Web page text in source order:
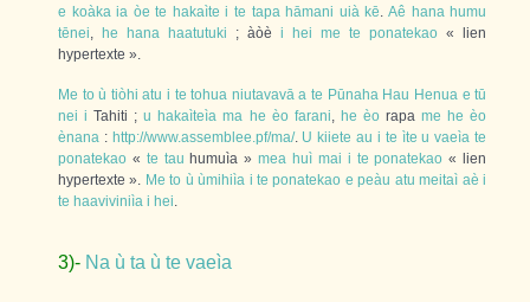
e koàka ia òe te hakaìte i te tapa hāmani uià kē. Aê hana humu
tēnei, he hana haatutuki ; àòè i hei me te ponatekao « lien
hypertexte ».
Me to ù tiòhi atu i te tohua niutavavā a te Pūnaha Hau Henua e tū
nei i Tahiti ;u hakaìteìa ma he èo farani, he èorapa me he èo
ènana : http://www.assemblee.pf/ma/. U kiiete au i te ìte u vaeìa te
ponatekao « te tau humuìa »mea huì mai i te ponatekao « lien
hypertexte ». Me to ù ùmihiìa i te ponatekao e peàu atu meitaì aè i
te haaviviniìa i hei.
3)- Na ù ta ù te vaeìa